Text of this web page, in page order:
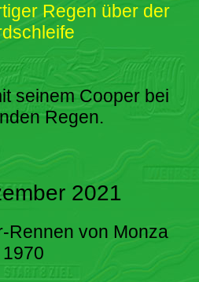
Regen über der
seinem Cooper bei
Regen.
2021
Rennen von Monza
1970